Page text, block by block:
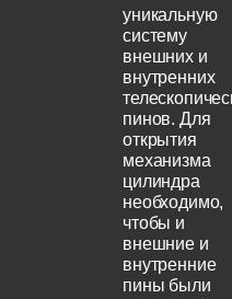
уникальную
систему
внешних и
внутренних
пинов. Для
открытия
механизма
цилиндра
необходимо,
чтобы и
внешние и
внутренние
пины были